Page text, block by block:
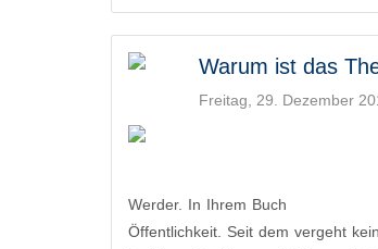
Warum ist das
Freitag, 29. Dezember
Werder. ​In Ihrem Buch
Öffentlichkeit. Seit dem vergeht